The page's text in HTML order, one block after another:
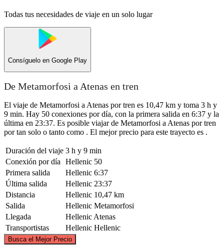
Todas tus necesidades de viaje en un solo lugar
Consíguelo en Google Play
De Metamorfosi a Atenas en tren
El viaje de Metamorfosi a Atenas por tren es 10,47 km y toma 3 h y
9 min. Hay 50 conexiones por día, con la primera salida en 6:37 y la
última en 23:37. Es posible viajar de Metamorfosi a Atenas por tren
por tan solo o tanto como . El mejor precio para este trayecto es .
Duración del viaje 3 h y 9 min
Conexión por día
Hellenic 50
Primera salida
Hellenic 6:37
Última salida
Hellenic 23:37
Distancia
Hellenic 10,47 km
Salida
Hellenic Metamorfosi
Llegada
Hellenic Atenas
Transportistas
Hellenic Hellenic
Busca el Mejor Precio
©CARTO